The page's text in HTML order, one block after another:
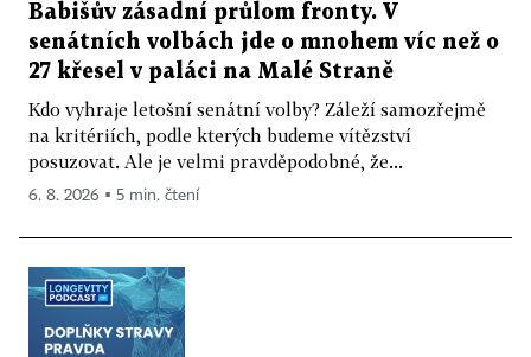
Babišův zásadní průlom fronty. V
senátních volbách jde o mnohem víc než o
27 křesel v paláci na Malé Straně
Kdo vyhraje letošní senátní volby? Záleží samozřejmě
na kritériích, podle kterých budeme vítězství
posuzovat. Ale je velmi pravděpodobné, že...
6. 8. 2026 ▪ 5 min. čtení